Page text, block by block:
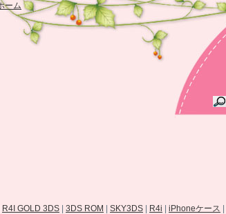
ーム
R4I GOLD 3DS 3DS ROM SKY3DS R4i iPhoneケース